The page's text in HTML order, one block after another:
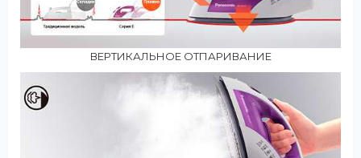
ВЕРТИКАЛЬНОЕ ОТПАРИВАНИЕ